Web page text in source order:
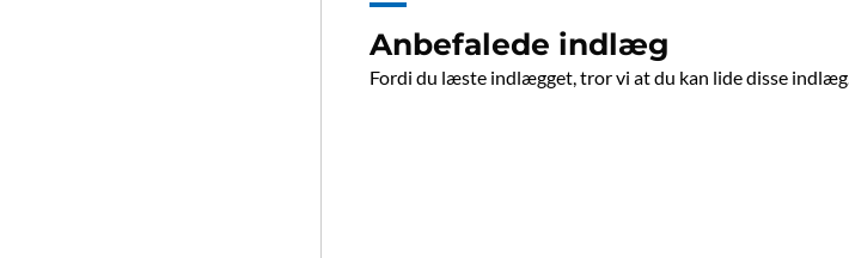
Anbefalede indlæg
Fordi du læste indlægget, tror vi at du kan lide disse indlæg.